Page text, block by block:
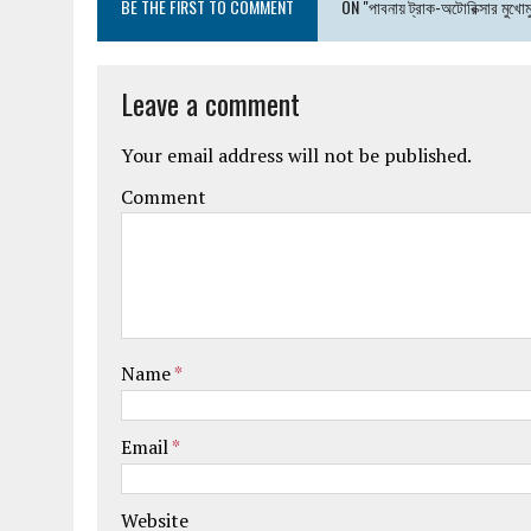
BE THE FIRST TO COMMENT ON "পাবনায় ট্রাক-অটোরিক্সার
Leave a comment
Your email address will not be published.
Comment
Name*
Email*
Website